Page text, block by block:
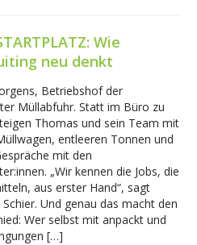
Wie
neu denkt
Betriebshof der
Müllabfuhr. Statt im Büro zu
Thomas und sein Team mit
entleeren Tonnen und
mit den
„Wir kennen die Jobs, die
aus erster Hand“, sagt
Und genau das macht den
Wer selbst mit anpackt und
[…]